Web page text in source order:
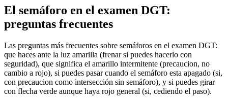
El semáforo en el examen DGT:
preguntas frecuentes
Las preguntas más frecuentes sobre semáforos en el examen DGT:
que haces ante la luz amarilla (frenar si puedes hacerlo con
seguridad), que significa el amarillo intermitente (precaucion, no
cambio a rojo), si puedes pasar cuando el semáforo esta apagado (si,
con precaucion como intersección sin semáforo), y si puedes girar
con flecha verde aunque haya rojo general (si, cediendo el paso).